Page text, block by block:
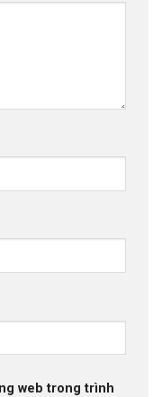
web trong trình